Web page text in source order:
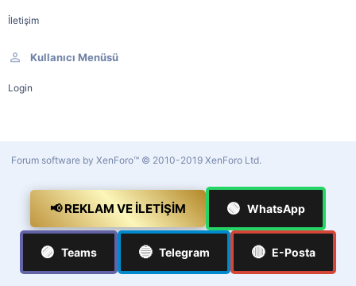
İletişim
Kullanıcı Menüsü
Login
Forum software by XenForo™ © 2010-2019 XenForo Ltd.
📢 REKLAM VE İLETIŞIM 🟢 WhatsApp
🟣 Teams 🔵 Telegram 🔴 E-Posta